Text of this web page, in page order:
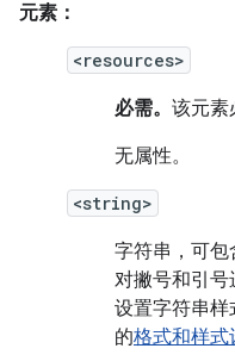
元素：
<resources>
必需。 该元素
无属性。
<string>
字符串，可
对撇号和引
设置字符串
的格式和样式